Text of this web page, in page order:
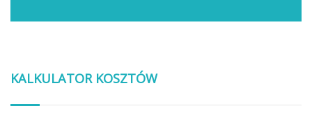
KALKULATOR KOSZTÓW